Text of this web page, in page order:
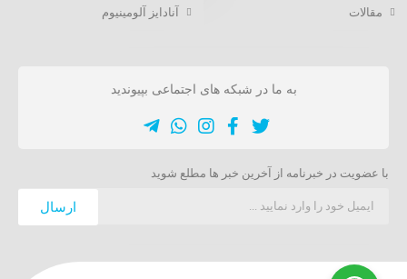
مقالات
آنادایز آلومینیوم
به ما در شبکه های اجتماعی بپیوندید
با عضویت در خبرنامه از آخرین خبر ها مطلع شوید
ارسال